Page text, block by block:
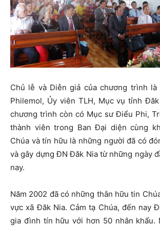
Chủ lễ và Diễn giả của chương trình là
Philemol, Ủy viên TLH, Mục vụ tỉnh
chương trình còn có Mục sư Điểu Phi,
thành viên trong Ban Đại diện cùng
Chúa và tín hữu là những người đã có
và gây dựng ĐN Đăk Nia từ những ngày
nay.
Năm 2002 đã có những thân hữu tin
vực xã Đăk Nia. Cảm tạ Chúa, đến nay
gia đình tín hữu với hơn 50 nhân khẩu.